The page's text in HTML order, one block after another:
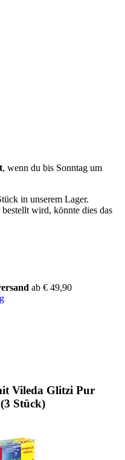
, wenn du bis Sonntag um
in unserem Lager.
wird, könnte dies das
ab € 49,90
Vileda Glitzi Pur
Stück)